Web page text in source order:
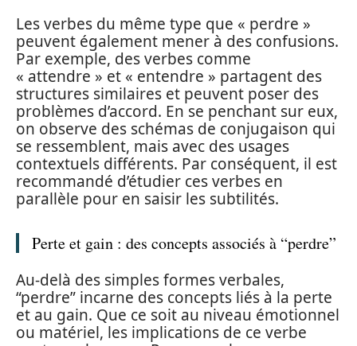
Les verbes du même type que « perdre »
peuvent également mener à des confusions.
Par exemple, des verbes comme
« attendre » et « entendre » partagent des
structures similaires et peuvent poser des
problèmes d’accord. En se penchant sur eux,
on observe des schémas de conjugaison qui
se ressemblent, mais avec des usages
contextuels différents. Par conséquent, il est
recommandé d’étudier ces verbes en
parallèle pour en saisir les subtilités.
Perte et gain : des concepts associés à “perdre”
Au-delà des simples formes verbales,
“perdre” incarne des concepts liés à la perte
et au gain. Que ce soit au niveau émotionnel
ou matériel, les implications de ce verbe